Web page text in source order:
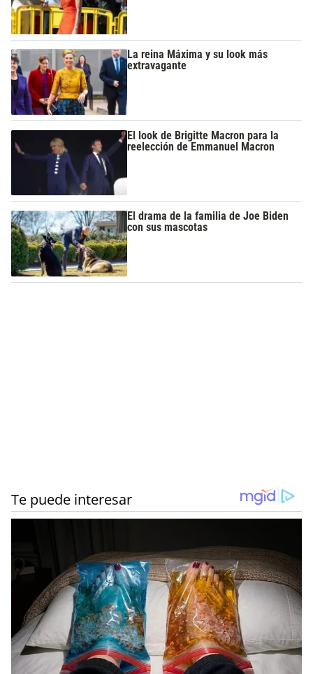
La reina Máxima y su look más
extravagante
El look de Brigitte Macron para la
reelección de Emmanuel Macron
El drama de la familia de Joe Biden
con sus mascotas